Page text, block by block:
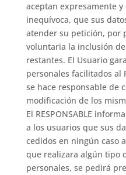
aceptan expresamente
inequívoca, que sus
atender su petición, por
voluntaria la inclusión
restantes. El Usuario
personales facilitados al
se hace responsable de
modificación de los
El RESPONSABLE
a los usuarios que sus
cedidos en ningún caso
que realizara algún tipo
personales, se pedirá